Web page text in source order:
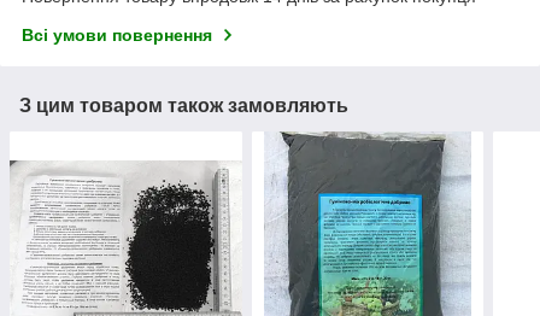
Всі умови повернення
З цим товаром також замовляють